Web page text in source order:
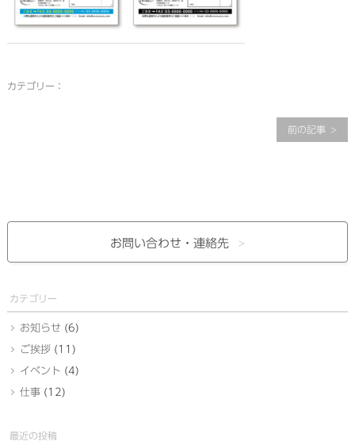
カテゴリー：
前の記事
お問い合わせ・ 連絡先
カテゴリー
お知らせ (6)
ご挨拶(11)
イベント (4)
仕事(12)
最近の投稿